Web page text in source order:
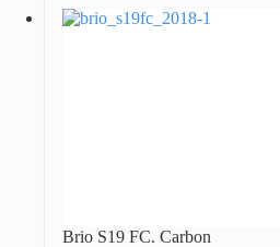
Brio S19 FC. Carbon